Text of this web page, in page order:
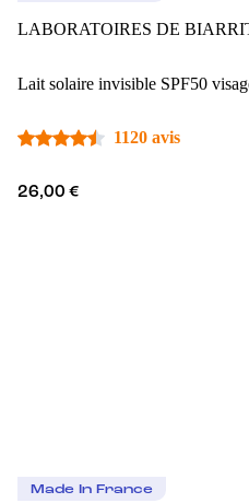
LABORATOIRES DE
Lait solaire invisible SPF50
1120 avis
26,00 €
Made In France